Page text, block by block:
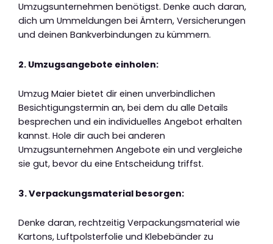
Umzugsunternehmen benötigst. Denke auch daran,
dich um Ummeldungen bei Ämtern, Versicherungen
und deinen Bankverbindungen zu kümmern.
2. Umzugsangebote einholen:
Umzug Maier bietet dir einen unverbindlichen
Besichtigungstermin an, bei dem du alle Details
besprechen und ein individuelles Angebot erhalten
kannst. Hole dir auch bei anderen
Umzugsunternehmen Angebote ein und vergleiche
sie gut, bevor du eine Entscheidung triffst.
3. Verpackungsmaterial besorgen:
Denke daran, rechtzeitig Verpackungsmaterial wie
Kartons, Luftpolsterfolie und Klebebänder zu